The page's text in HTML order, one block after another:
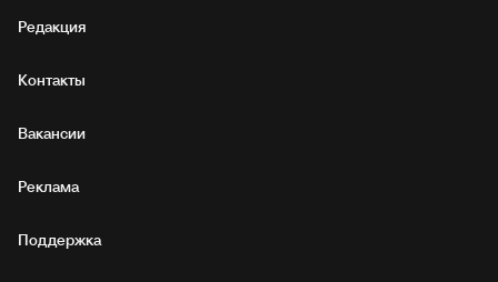
Редакция
Контакты
Вакансии
Реклама
Поддержка